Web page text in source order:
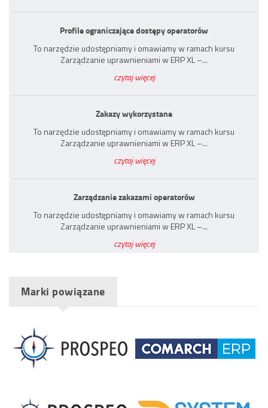
Profile ograniczające dostępy operatorów
To narzędzie udostępniamy i omawiamy w ramach kursu
Zarządzanie uprawnieniami w ERP XL –...
czytaj więcej
Zakazy wykorzystane
To narzędzie udostępniamy i omawiamy w ramach kursu
Zarządzanie uprawnieniami w ERP XL –...
czytaj więcej
Zarządzanie zakazami operatorów
To narzędzie udostępniamy i omawiamy w ramach kursu
Zarządzanie uprawnieniami w ERP XL –...
czytaj więcej
Marki powiązane